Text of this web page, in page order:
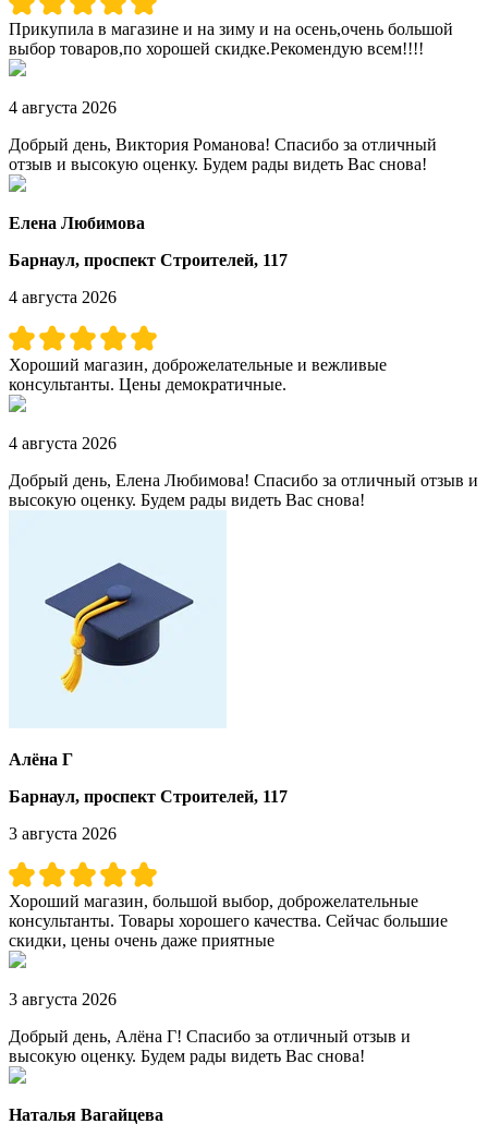
Прикупила в магазине и на зиму и на осень,очень большой
выбор товаров,по хорошей скидке.Рекомендую всем!!!!
4 августа 2026
Добрый день, Виктория Романова! Спасибо за отличный
отзыв и высокую оценку. Будем рады видеть Вас снова!
Елена Любимова
Барнаул, проспект Строителей, 117
4 августа 2026
Хороший магазин, доброжелательные и вежливые
консультанты. Цены демократичные.
4 августа 2026
Добрый день, Елена Любимова! Спасибо за отличный отзыв и
высокую оценку. Будем рады видеть Вас снова!
Алёна Г
Барнаул, проспект Строителей, 117
3 августа 2026
Хороший магазин, большой выбор, доброжелательные
консультанты. Товары хорошего качества. Сейчас большие
скидки, цены очень даже приятные
3 августа 2026
Добрый день, Алёна Г! Спасибо за отличный отзыв и
высокую оценку. Будем рады видеть Вас снова!
Наталья Вагайцева